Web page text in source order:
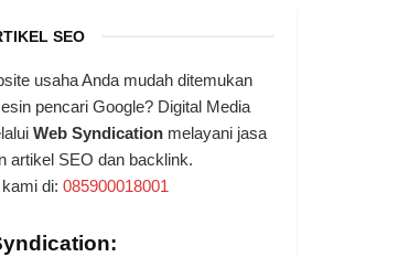
SEO
usaha Anda mudah ditemukan
pencari Google? Digital Media
Web Syndication melayani jasa
artikel SEO dan backlink.
di: 085900018001